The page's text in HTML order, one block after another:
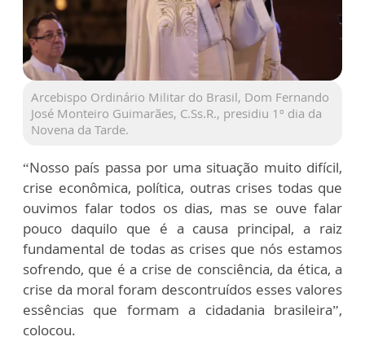
Arcebispo Ordinário Militar do Brasil, Dom Fernando
José Monteiro Guimarães, C.Ss.R., presidiu 1º dia da
Novena da Tarde.
“Nosso país passa por uma situação muito difícil,
crise econômica, política, outras crises todas que
ouvimos falar todos os dias, mas se ouve falar
pouco daquilo que é a causa principal, a raiz
fundamental de todas as crises que nós estamos
sofrendo, que é a crise de consciência, da ética, a
crise da moral foram descontruídos esses valores
essências que formam a cidadania brasileira”,
colocou.